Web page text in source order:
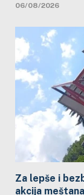
06/08/2026
Za lepše i
akcija